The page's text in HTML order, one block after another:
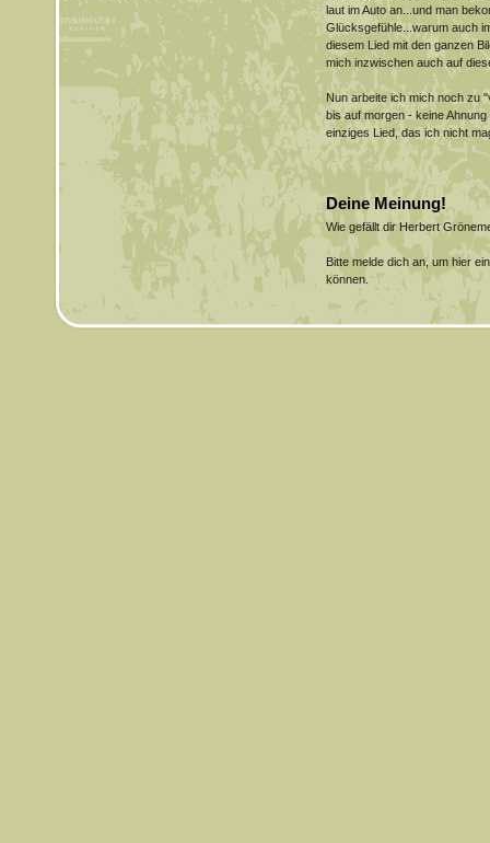
laut im Auto an...und man
Glücksgefühle...warum auch
diesem Lied mit den ganzen
mich inzwischen auch auf
Nun arbeite ich mich noch zu
bis auf morgen - keine
einziges Lied, das ich nicht
Deine Meinung!
Wie gefällt dir Herbert
Bitte melde dich an, um hier
können.